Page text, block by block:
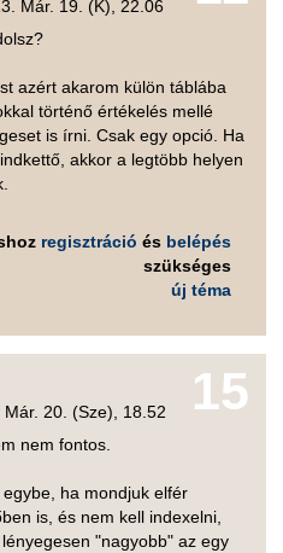
Már. 19. (K), 22.06
azért akarom külön táblába
történő értékelés mellé
is írni. Csak egy opció. Ha
akkor a legtöbb helyen
regisztráció és belépés
szükséges
új téma
15
Már. 20. (Sze), 18.52
nem fontos.
ha mondjuk elfér
is, és nem kell indexelni,
"nagyobb" az egy